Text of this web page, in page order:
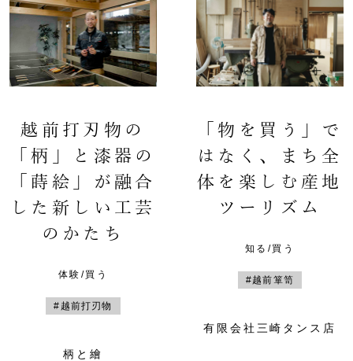
越前打刃物の
「柄」と漆器の
「蒔絵」が融合
した新しい工芸
のかたち
体験/買う
#越前打刃物
柄と繪
「物を買う」で
はなく、まち全
体を楽しむ産地
ツーリズム
知る/買う
#越前箪笥
有限会社三崎タンス店